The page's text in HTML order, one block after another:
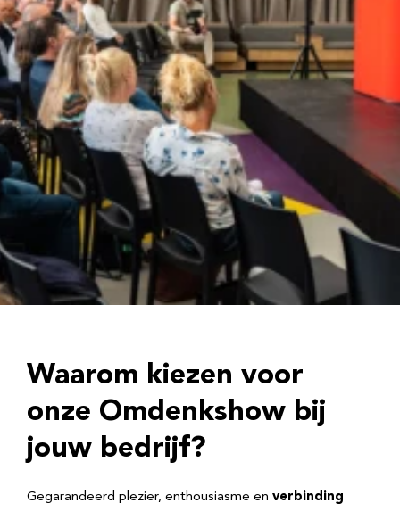
Waarom kiezen voor
onze Omdenkshow bij
jouw bedrijf?
Gegarandeerd plezier, enthousiasme en verbinding